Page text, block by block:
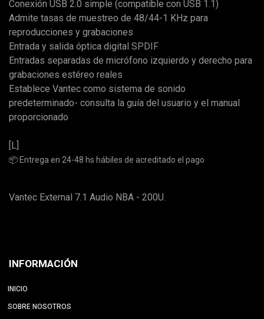
Conexión USB 2.0 simple (compatible con USB 1.1)
Admite tasas de muestreo de 48/44-1 KHz para
reproducciones y grabaciones
Entrada y salida óptica digital SPDIF
Entradas separadas de micrófono izquierdo y derecho para
grabaciones estéreo reales
Establece Vantec como sistema de sonido
predeterminado- consulta la guía del usuario y el manual
proporcionado
[L]
📦 Entrega en 24-48 hs hábiles de acreditado el pago
Vantec External 7.1 Audio NBA - 200U.
INFORMACIÓN
INICIO
SOBRE NOSOTROS